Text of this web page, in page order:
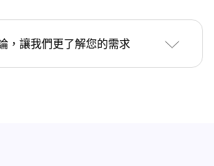
，讓我們更了解您的需求